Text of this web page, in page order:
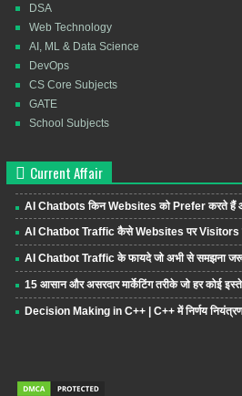
DSA
Web Technology
AI, ML & Data Science
DevOps
CS Core Subjects
GATE
School Subjects
Current Affair
AI Chatbots किन Websites को Prefer करते हैं
AI Chatbot Traffic कैसे Websites पर Visitors
AI Chatbot Traffic के फायदे जो अभी से समझना
15 आसान और असरदार मार्केटिंग तरीके जो हर कोई
Decision Making in C++ | C++ में निर्णय नियंत्रण